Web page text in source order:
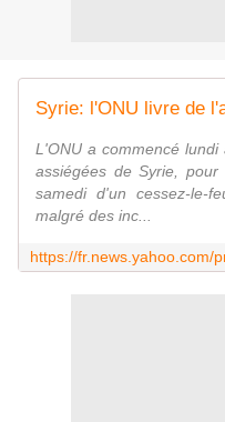
L'ONU a commencé
assiégées de Syrie,
samedi d'un cessez-le-
malgré des inc...